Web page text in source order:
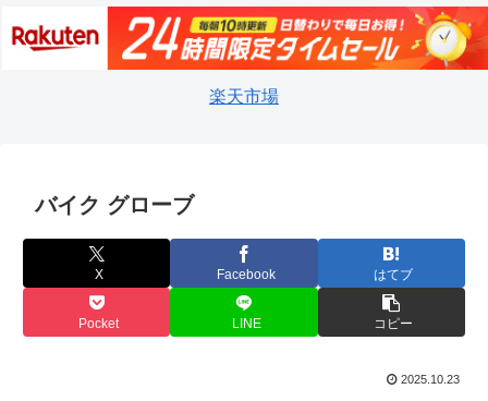
楽天市場
バイク グローブ
X Facebook はてブ
Pocket LINE コピー
2025.10.23